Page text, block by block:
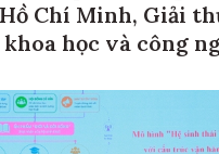
Chí Minh, Giải
học và công